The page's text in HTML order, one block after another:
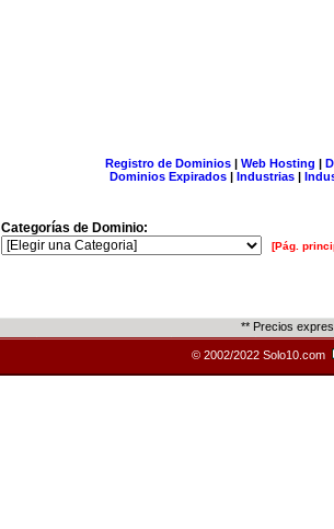
Registro de Dominios| Web Hosting |
Dominios Expirados | Industrias |
Categorías de Dominio:
[Pág.
** Precios
© 2002/2022 Solo10.com